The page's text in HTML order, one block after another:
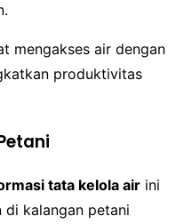
mengakses air dengan
produktivitas
tata kelola air ini
di kalangan petani